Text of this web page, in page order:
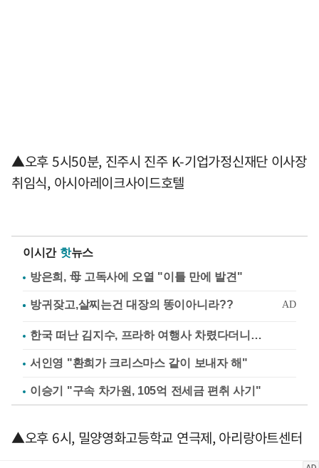
▲오후 5시50분, 진주시 진주 K-기업가정신재단 이사장
취임식, 아시아레이크사이드호텔
이시간 핫뉴스
방은희, 母 고독사에 오열 "이틀 만에 발견"
한국 떠난 김지수, 프라하 여행사 차렸다더니…
서인영 "환희가 크리스마스 같이 보내자 해"
이승기 "구속 차가원, 105억 전세금 편취 사기"
▲오후 6시, 밀양영화고등학교 연극제, 아리랑아트센터